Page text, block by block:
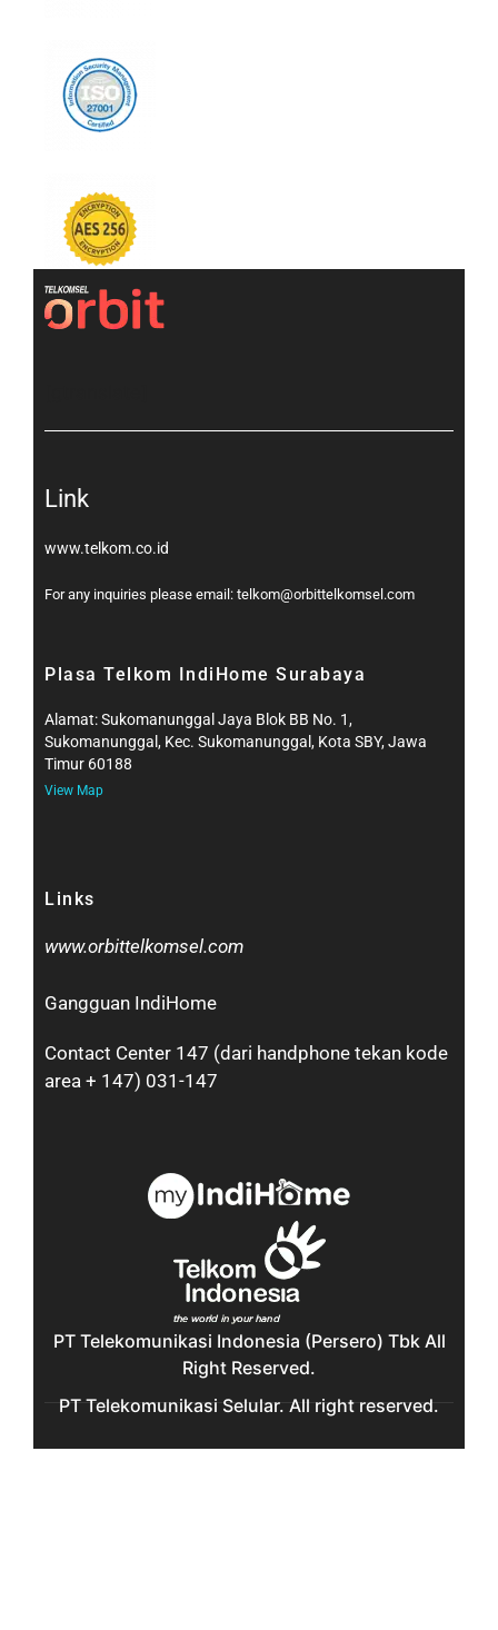
Link
www.telkom.co.id
For any inquiries please email: telkom@orbittelkomsel.com
Plasa Telkom IndiHome Surabaya
Alamat: Sukomanunggal Jaya Blok BB No. 1,
Sukomanunggal, Kec. Sukomanunggal, Kota SBY, Jawa
Timur 60188
View Map
Links
www.orbittelkomsel.com
Gangguan IndiHome
Contact Center 147 (dari handphone tekan kode
area + 147) 031-147
PT Telekomunikasi Indonesia (Persero) Tbk All
Right Reserved.
PT Telekomunikasi Selular. All right reserved.